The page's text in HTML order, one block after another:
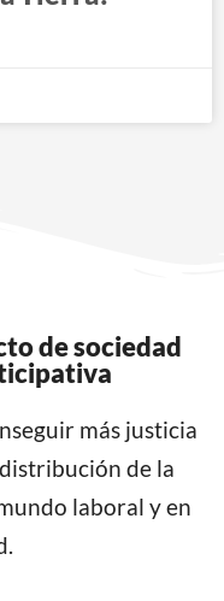
de sociedad
más justicia
de la
laboral y en